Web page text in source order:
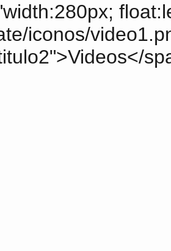
iconos/